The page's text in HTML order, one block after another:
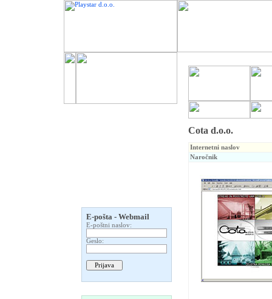
E-pošta - Webmail
E-poštni naslov:
Geslo:
Cota d.o.o.
Internetni naslov
Naročnik